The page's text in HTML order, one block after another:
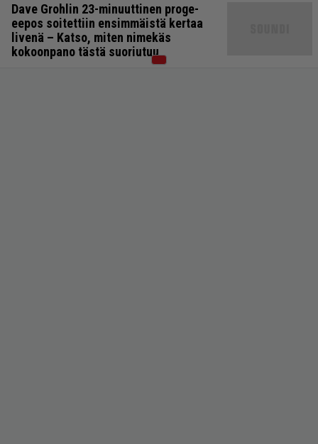
Dave Grohlin 23-minuuttinen proge-
eepos soitettiin ensimmäistä kertaa
livenä – Katso, miten nimekäs
kokoonpano tästä suoriutuu